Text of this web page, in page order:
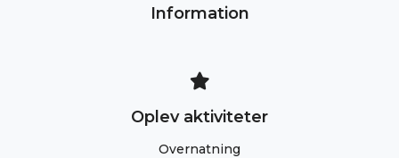
Information
Oplev aktiviteter
Overnatning